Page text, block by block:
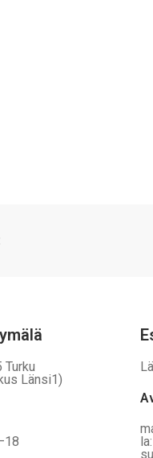
Turku
Länsi1)